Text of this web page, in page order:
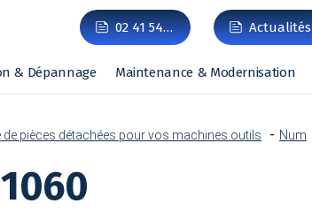
02 41 54… Actualités
& Dépannage Maintenance & Modernisation
de pièces détachées pour vos machines outils Num